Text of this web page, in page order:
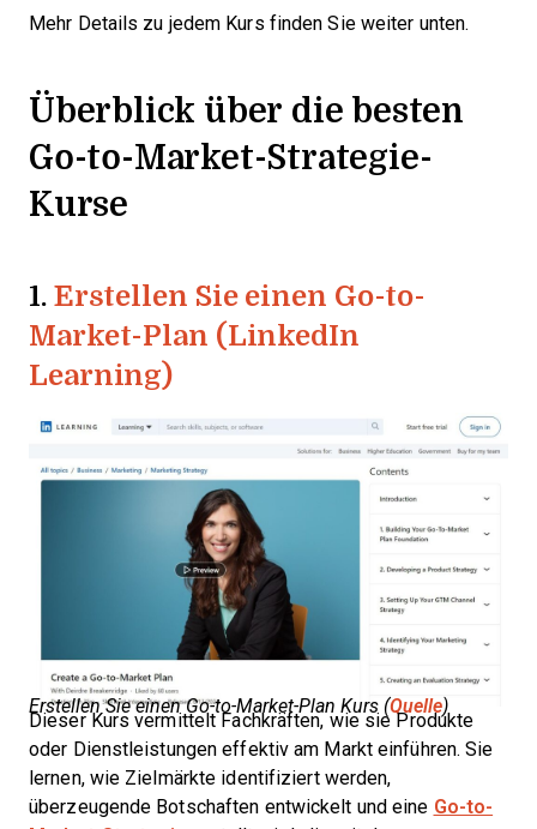
Mehr Details zu jedem Kurs finden Sie weiter unten.
Überblick über die besten
Go-to-Market-Strategie-
Kurse
1.Erstellen Sie einen Go-to-
Market-Plan (LinkedIn
Learning)
Erstellen Sie einen Go-to-Market-Plan Kurs (Quelle)
Dieser Kurs vermittelt Fachkräften, wie sie Produkte
oder Dienstleistungen effektiv am Markt einführen. Sie
lernen, wie Zielmärkte identifiziert werden,
überzeugende Botschaften entwickelt und eine Go-to-